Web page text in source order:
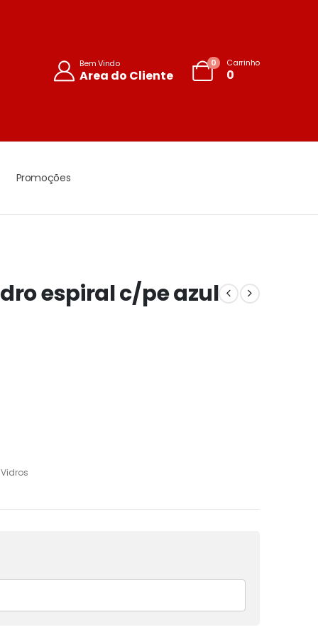
Bem Vindo
Area do Cliente
0 Carrinho
0
Promoções
espiral c/pe azul
Vidros